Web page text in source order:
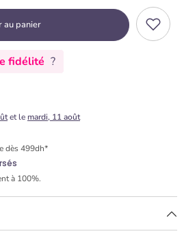
au panier
fidélité ?
et lemardi, 11 août
dès 499dh*
à 100%.